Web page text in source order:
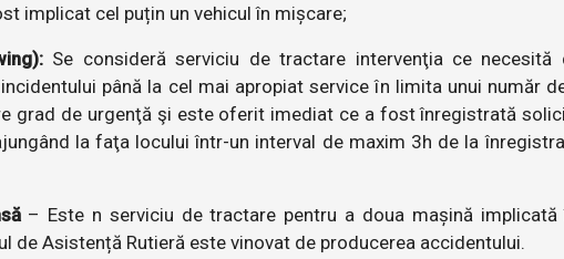
implicat cel puțin un vehicul în mișcare;
Se consideră serviciu de tractare intervenţia ce
până la cel mai apropiat service în limita unui număr
grad de urgenţă şi este oferit imediat ce a fost înregistrată
la faţa locului într-un interval de maxim 3h de la
– Este n serviciu de tractare pentru a doua mașină
de Asistență Rutieră este vinovat de producerea accidentului.